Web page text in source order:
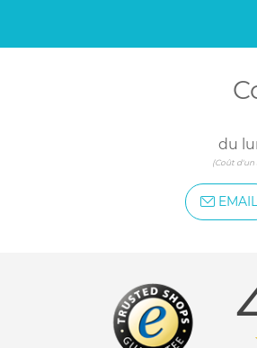
du
(Coût d'un
EMAIL